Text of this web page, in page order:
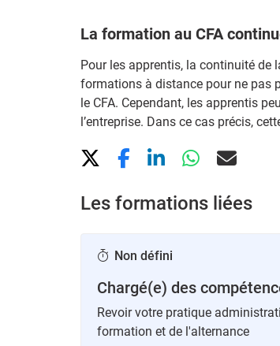
La formation au CFA
Pour les apprentis, la continuité
formations à distance pour ne pas
le CFA. Cependant, les apprentis
l’entreprise. Dans ce cas précis,
Les formations liées
Non défini
Chargé(e) des
Revoir votre pratique
formation et de l'alternance